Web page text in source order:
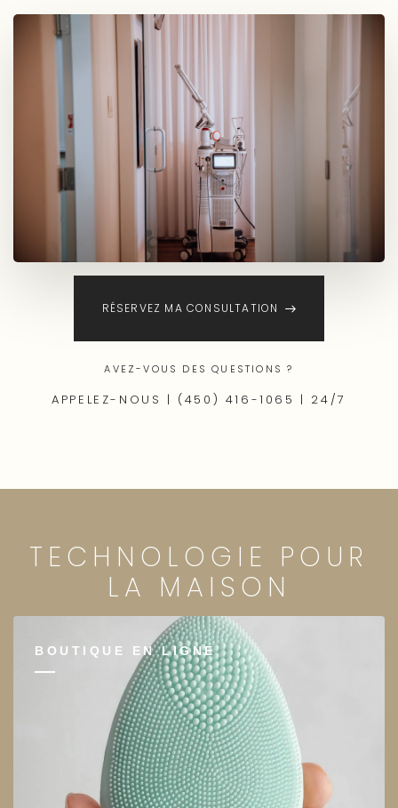
RÉSERVEZ MA CONSULTATION
AVEZ-VOUS DES QUESTIONS ?
APPELEZ-NOUS | (450) 416-1065 | 24/7
TECHNOLOGIE POUR
LA MAISON
BOUTIQUE EN LIGNE